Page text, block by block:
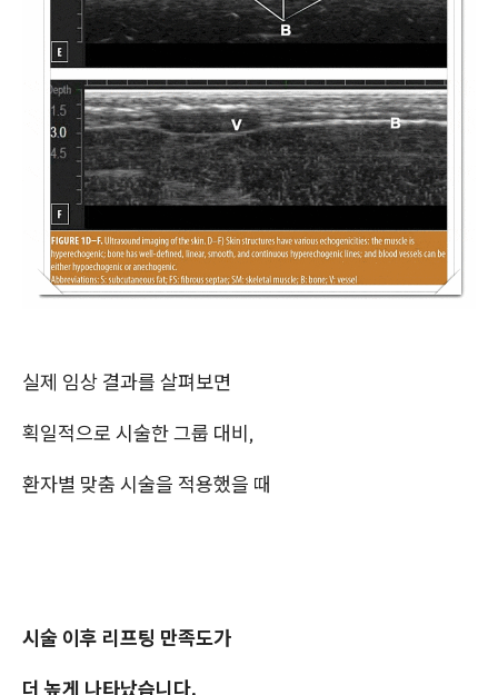
실제 임상 결과를 살펴보면
획일적으로 시술한 그룹 대비,
환자별 맞춤 시술을 적용했을 때
시술 이후 리프팅 만족도가
더 높게 나타났습니다.